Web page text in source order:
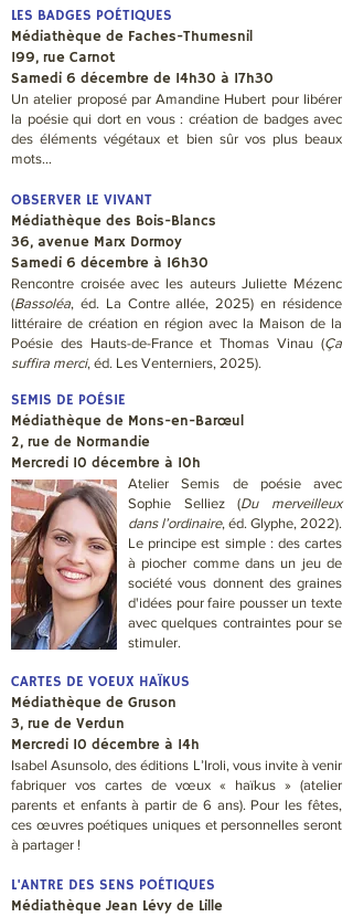
LES BADGES POÉTIQUES
Médiathèque de Faches-Thumesnil
199, rue Carnot
Samedi 6 décembre de 14h30 à 17h30
Un atelier proposé par Amandine Hubert pour libérer
la poésie qui dort en vous : création de badges avec
des éléments végétaux et bien sûr vos plus beaux
mots…
OBSERVER LE VIVANT
Médiathèque des Bois-Blancs
36, avenue Marx Dormoy
Samedi 6 décembre à 16h30
Rencontre croisée avec les auteurs Juliette Mézenc
(Bassoléa, éd. La Contre allée, 2025) en résidence
littéraire de création en région avec la Maison de la
Poésie des Hauts-de-France et Thomas Vinau (Ça
suffira merci, éd. Les Venterniers, 2025).
SEMIS DE POÉSIE
Médiathèque de Mons-en-Barœul
2, rue de Normandie
Mercredi 10 décembre à 10h
Atelier Semis de poésie avec
Sophie Selliez (Du merveilleux
dans l’ordinaire, éd. Glyphe, 2022).
Le principe est simple : des cartes
à piocher comme dans un jeu de
société vous donnent des graines
d'idées pour faire pousser un texte
avec quelques contraintes pour se
stimuler.
CARTES DE VOEUX HAÏKUS
Médiathèque de Gruson
3, rue de Verdun
Mercredi 10 décembre à 14h
Isabel Asunsolo, des éditions L’Iroli, vous invite à venir
fabriquer vos cartes de vœux « haïkus » (atelier
parents et enfants à partir de 6 ans). Pour les fêtes,
ces œuvres poétiques uniques et personnelles seront
à partager !
L'ANTRE DES SENS POÉTIQUES
Médiathèque Jean Lévy de Lille